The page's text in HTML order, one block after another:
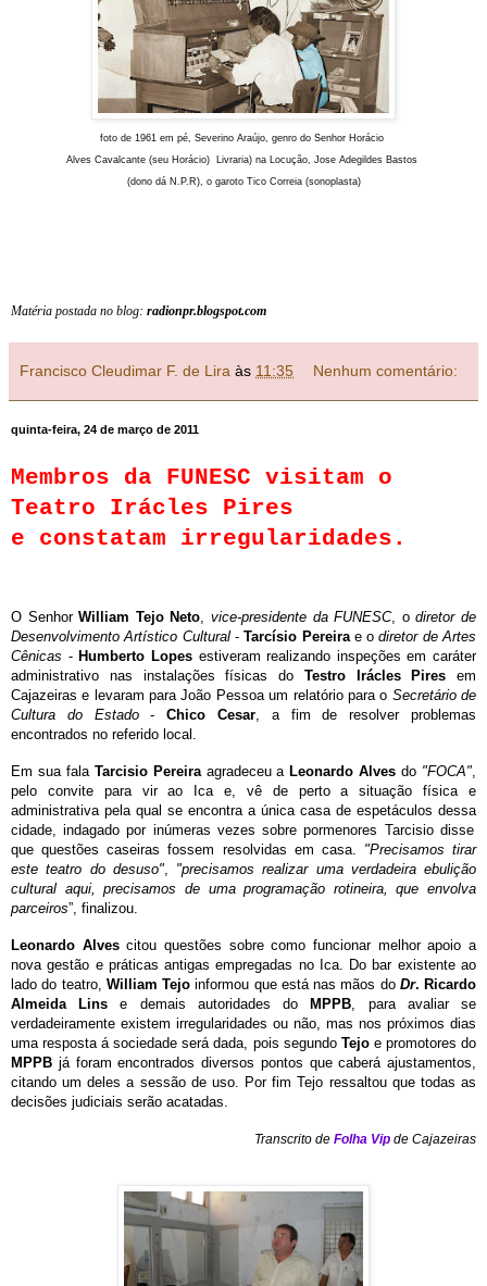
foto de 1961 em pé, Severino Araújo, genro do Senhor Horácio
Alves Cavalcante (seu Horácio)
Livraria) na Locução, Jose Adegildes Bastos
(dono dá N.P.R), o garoto Tico Correia (sonoplasta)
Matéria postada no blog: radionpr.blogspot.com
Francisco Cleudimar F. de Lira às 11:35 Nenhum comentário:
quinta-feira, 24 de março de 2011
Membros da FUNESC visitam o
Teatro Irácles Pires
e constatam irregularidades.
O SenhorWilliam Tejo Neto,vice-presidente da FUNESC, odiretor de
Desenvolvimento Artístico Cultural-Tarcísio Pereirae odiretor de Artes
Cênicas - Humberto Lopesestiveram realizando inspeções em caráter
administrativo nas instalações físicas do Testro Irácles Pires em
Cajazeiras e levaram para João Pessoa um relatório para o Secretário de
Cultura do Estado-Chico Cesar, a fim de resolver problemas
encontrados no referido local.
Em sua fala Tarcisio Pereiraagradeceu a Leonardo Alves do "FOCA",
pelo convite para vir ao Ica e, vê de perto a situação física e
administrativa pela qual se encontra a única casa de espetáculos dessa
cidade, indagado por inúmeras vezes sobre pormenores Tarcisio disse
que questões caseiras fossem resolvidas em casa. "Precisamos tirar
este teatro do desuso", "precisamos realizar uma verdadeira ebulição
cultural aqui, precisamos de uma programação rotineira, que envolva
parceiros”, finalizou.
Leonardo Alvescitou questões sobre como funcionar melhor apoio a
nova gestão e práticas antigas empregadas no Ica. Do bar existente ao
lado do teatro, William Tejoinformou que está nas mãos do Dr. Ricardo
Almeida
Lins e demais autoridades do MPPB , para avaliar se
verdadeiramente existem irregularidades ou não, mas nos próximos dias
uma resposta á sociedade será dada, pois segundo Tejo e promotores do
MPPB já foram encontrados diversos pontos que caberá ajustamentos,
citando um deles a sessão de uso. Por fim Tejo ressaltou que todas as
decisões judiciais serão acatadas.
Transcrito de Folha Vip de Cajazeiras